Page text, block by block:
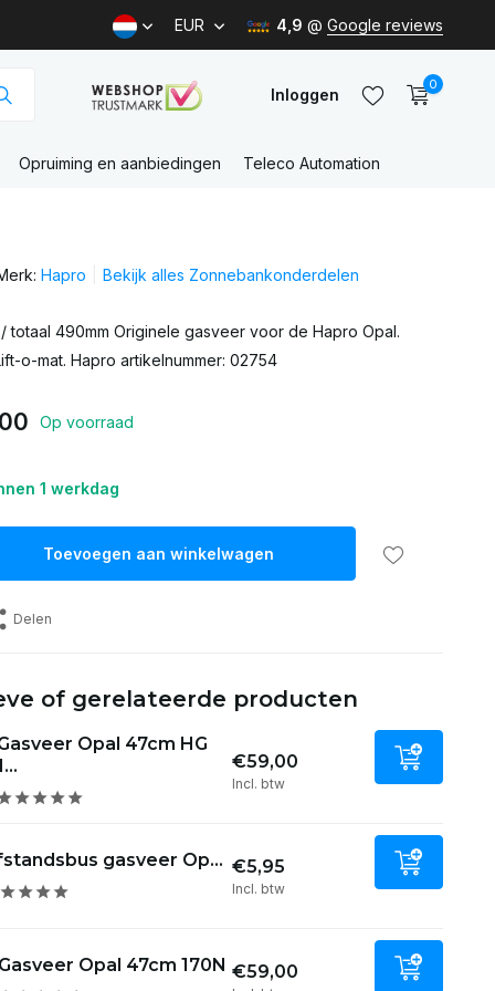
EUR 4,9 @ Google reviews
Inloggen
Account
0
Opruiming en aanbiedingen Teleco Automation
Hapro Bekijk alles Zonnebankonderdelen
totaal 490mm Originele gasveer voor de Hapro Opal.
o-mat. Hapro artikelnummer: 02754
Op voorraad
1 werkdag
Toevoegen aan winkelwagen
Delen
of gerelateerde producten
Opal 47cm HG
€59,00
Incl. btw
gasveer Op... €5,95
Incl. btw
Gasveer Opal 47cm 170N €59,00